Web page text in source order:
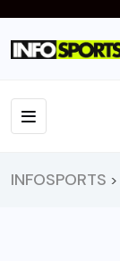
INFOSPORTS >